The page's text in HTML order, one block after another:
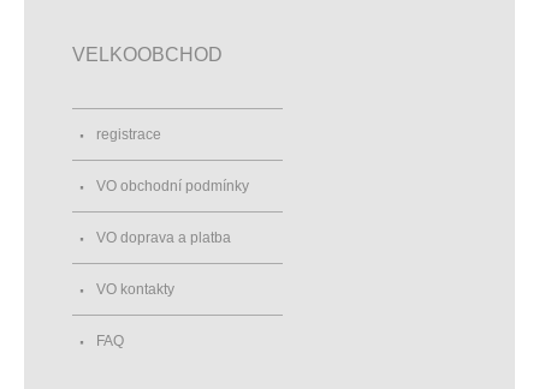
VELKOOBCHOD
registrace
VO obchodní podmínky
VO doprava a platba
VO kontakty
FAQ